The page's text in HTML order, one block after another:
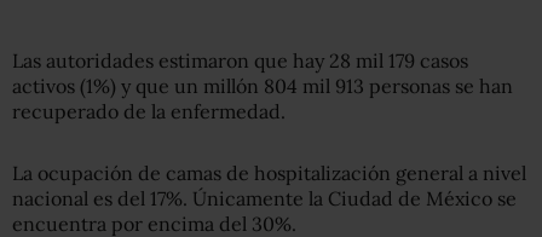
Las autoridades estimaron que hay 28 mil 179 casos
activos (1%) y que un millón 804 mil 913 personas se han
recuperado de la enfermedad.
La ocupación de camas de hospitalización general a nivel
nacional es del 17%. Únicamente la Ciudad de México se
encuentra por encima del 30%.